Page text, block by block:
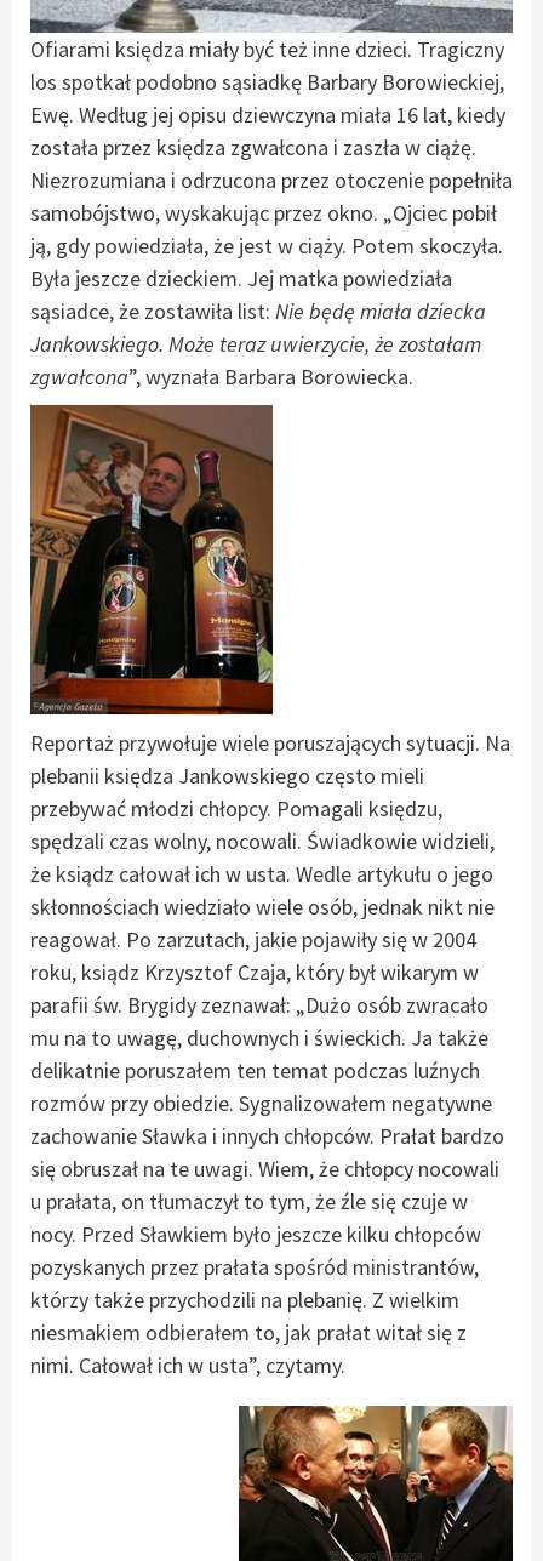
Ofiarami księdza miały być też inne dzieci. Tragiczny
los spotkał podobno sąsiadkę Barbary Borowieckiej,
Ewę. Według jej opisu dziewczyna miała 16 lat, kiedy
została przez księdza zgwałcona i zaszła w ciążę.
Niezrozumiana i odrzucona przez otoczenie popełniła
samobójstwo, wyskakując przez okno. „Ojciec pobił
ją, gdy powiedziała, że jest w ciąży. Potem skoczyła.
Była jeszcze dzieckiem. Jej matka powiedziała
sąsiadce, że zostawiła list: Nie będę miała dziecka
Jankowskiego. Może teraz uwierzycie, że zostałam
zgwałcona”, wyznała Barbara Borowiecka.
Reportaż przywołuje wiele poruszających sytuacji. Na
plebanii księdza Jankowskiego często mieli
przebywać młodzi chłopcy. Pomagali księdzu,
spędzali czas wolny, nocowali. Świadkowie widzieli,
że ksiądz całował ich w usta. Wedle artykułu o jego
skłonnościach wiedziało wiele osób, jednak nikt nie
reagował. Po zarzutach, jakie pojawiły się w 2004
roku, ksiądz Krzysztof Czaja, który był wikarym w
parafii św. Brygidy zeznawał: „Dużo osób zwracało
mu na to uwagę, duchownych i świeckich. Ja także
delikatnie poruszałem ten temat podczas luźnych
rozmów przy obiedzie. Sygnalizowałem negatywne
zachowanie Sławka i innych chłopców. Prałat bardzo
się obruszał na te uwagi. Wiem, że chłopcy nocowali
u prałata, on tłumaczył to tym, że źle się czuje w
nocy. Przed Sławkiem było jeszcze kilku chłopców
pozyskanych przez prałata spośród ministrantów,
którzy także przychodzili na plebanię. Z wielkim
niesmakiem odbierałem to, jak prałat witał się z
nimi. Całował ich w usta”, czytamy.